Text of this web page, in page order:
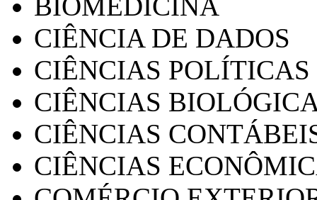
CIÊNCIA DE DADOS
CIÊNCIAS POLÍTICAS
CIÊNCIAS
CIÊNCIAS
CIÊNCIAS